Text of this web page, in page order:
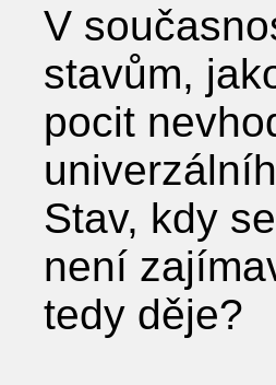
V
stavům,
pocit
Stav, kdy
není
tedy děje?